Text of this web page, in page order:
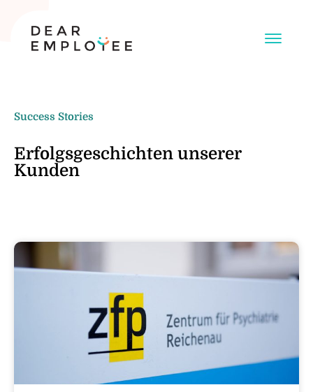
Success Stories
Erfolgsgeschichten unserer
Kunden